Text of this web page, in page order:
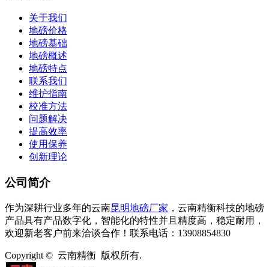
关于我们
地磅价格
地磅基础
地磅概述
地磅特点
联系我们
维护指南
校准方法
问题解决
提高效率
使用保养
创新理论
公司简介
作为深耕行业多年的云南昆明地磅厂家 ，云南精衡科技的地磅
产品具有产品数字化，智能化的特性并且精度高，稳定耐用，
欢迎新老客户前来洽谈合作！联系电话：13908854830
Copyright © 云南精衡 版权所有.